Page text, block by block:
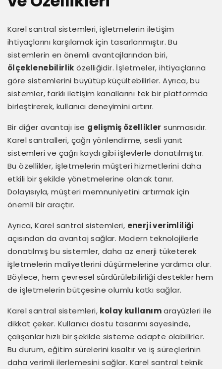
Karel santral sistemleri, işletmelerin iletişim
ihtiyaçlarını karşılamak için tasarlanmıştır. Bu
sistemlerin en önemli avantajlarından biri,
ölçeklenebilirlik özelliğidir. İşletmeler, ihtiyaçlarına
göre sistemlerini büyütüp küçültebilirler. Ayrıca, bu
sistemler, farklı iletişim kanallarını tek bir platformda
birleştirerek, kullanıcı deneyimini artırır.
Bir diğer avantajı ise gelişmiş özellikler sunmasıdır.
Karel santralleri, çağrı yönlendirme, sesli yanıt
sistemleri ve çağrı kaydı gibi işlevlerle donatılmıştır.
Bu özellikler, işletmelerin müşteri hizmetlerini daha
etkili bir şekilde yönetmelerine olanak tanır.
Dolayısıyla, müşteri memnuniyetini artırmak için
önemli bir araçtır.
Ayrıca, Karel santral sistemleri, enerji verimliliği
açısından da avantaj sağlar. Modern teknolojilerle
donatılmış bu sistemler, daha az enerji tüketerek
işletmelerin maliyetlerini düşürmelerine yardımcı olur.
Böylece, hem çevresel sürdürülebilirliği destekler hem
de işletmelerin bütçesine olumlu katkı sağlar.
Karel santral sistemleri, kolay kullanımarayüzleri ile
dikkat çeker. Kullanıcı dostu tasarımı sayesinde,
çalışanlar hızlı bir şekilde sisteme adapte olabilirler.
Bu durum, eğitim sürelerini kısaltır ve iş süreçlerinin
daha verimli ilerlemesini sağlar. Karel santral teknik